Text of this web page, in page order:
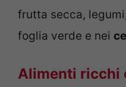
frutta secca,
foglia verde e nei
Alimenti ricchi